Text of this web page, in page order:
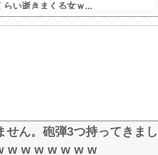
らい逝きまくる女ｗ...
う吐と下痢が止まらない」...
クロビキニ姿で大胆ポーズ
せん。砲弾3つ持ってきま
w w w w w w w